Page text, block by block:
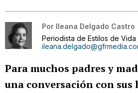
Por Ileana Delgado Castro
Periodista de Estilos de Vida
Para muchos padres y
una conversación con sus